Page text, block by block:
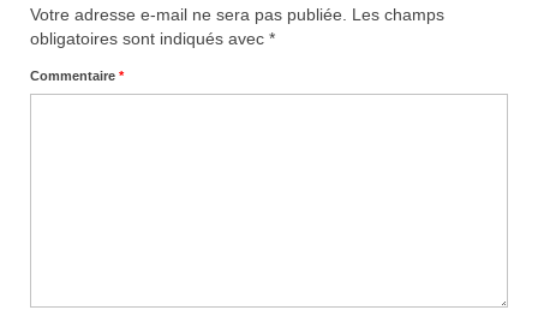
Votre adresse e-mail ne sera pas publiée.
Les champs
obligatoires sont indiqués avec *
Commentaire *